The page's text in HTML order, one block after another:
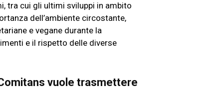
tra cui gli ultimi sviluppi in ambito
dell’ambiente circostante,
e vegane durante la
e il rispetto delle diverse
vuole trasmettere